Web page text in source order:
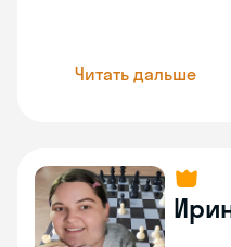
Читать дальше